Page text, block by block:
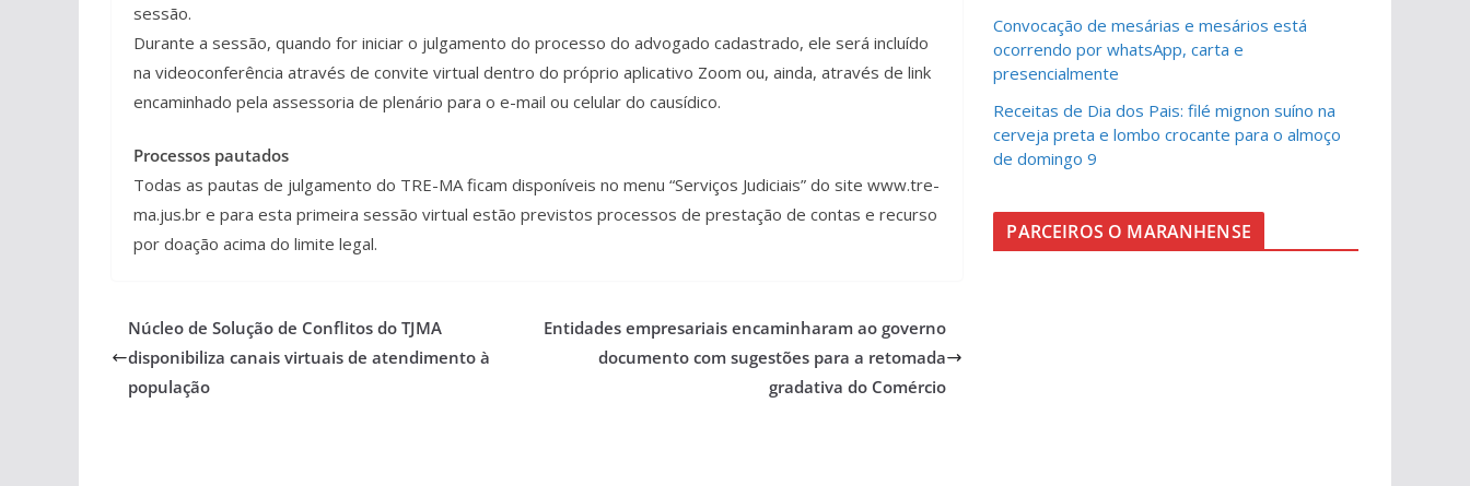
sessão.
Durante a sessão, quando for iniciar o julgamento do processo do advogado cadastrado, ele será incluído
na videoconferência através de convite virtual dentro do próprio aplicativo Zoom ou, ainda, através de link
encaminhado pela assessoria de plenário para o e-mail ou celular do causídico.
Processos pautados
Todas as pautas de julgamento do TRE-MA ficam disponíveis no menu “Serviços Judiciais” do site www.tre-
ma.jus.br e para esta primeira sessão virtual estão previstos processos de prestação de contas e recurso
por doação acima do limite legal.
Núcleo de Solução de Conflitos do TJMA
disponibiliza canais virtuais de atendimento à
população
Entidades empresariais encaminharam ao governo
documento com sugestões para a retomada
gradativa do Comércio
Convocação de mesárias e mesários está
ocorrendo por whatsApp, carta e
presencialmente
Receitas de Dia dos Pais: filé mignon suíno na
cerveja preta e lombo crocante para o almoço
de domingo 9
PARCEIROS O MARANHENSE